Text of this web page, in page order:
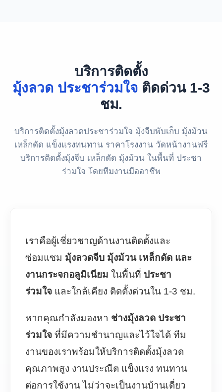
บริการติดตั้ง
มุ้งลวด ประชาร่วมใจติดด่วน 1-3
ชม.
บริการติดตั้งมุ้งลวดประชาร่วมใจ มุ้งจีบพับเก็บ มุ้งม้วน
เหล็กดัด แข็งแรงทนทาน ราคาโรงงาน วัดหน้างานฟรี
บริการติดตั้งมุ้งจีบ เหล็กดัด มุ้งม้วน ในพื้นที่ ประชา
ร่วมใจ โดยทีมงานมืออาชีพ
เราคือผู้เชี่ยวชาญด้านงานติดตั้งและ
ซ่อมแซม มุ้งลวดจีบ มุ้งม้วน เหล็กดัด และ
งานกระจกอลูมิเนียม ในพื้นที่ ประชา
ร่วมใจ และใกล้เคียง ติดตั้งด่วนใน 1-3 ชม.
หากคุณกำลังมองหา ช่างมุ้งลวด ประชา
ร่วมใจ ที่มีความชำนาญและไว้ใจได้ ทีม
งานของเราพร้อมให้บริการติดตั้งมุ้งลวด
คุณภาพสูง งานประณีต แข็งแรง ทนทาน
ต่อการใช้งาน ไม่ว่าจะเป็นงานบ้านเดี่ยว